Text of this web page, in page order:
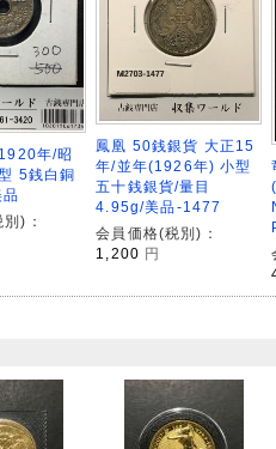
年/昭
5銭白銅
品
)：
鳳凰 50銭銀貨 大正15
年/並年(1926年) 小型
五十銭銀貨/量目
4.95g/美品-1477
会員価格(税別)：
1,200 円